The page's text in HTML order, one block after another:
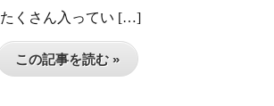
たくさん入ってい […]
この記事を読む »